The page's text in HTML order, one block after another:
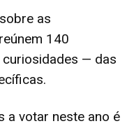
as
140
— das
a votar neste ano é